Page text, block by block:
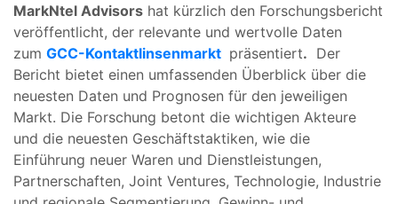
MarkNtel Advisors hat kürzlich den Forschungsbericht
veröffentlicht, der relevante und wertvolle Daten
zum GCC-Kontaktlinsenmarkt präsentiert. Der
Bericht bietet einen umfassenden Überblick über die
neuesten Daten und Prognosen für den jeweiligen
Markt. Die Forschung betont die wichtigen Akteure
und die neuesten Geschäftstaktiken, wie die
Einführung neuer Waren und Dienstleistungen,
Partnerschaften, Joint Ventures, Technologie, Industrie